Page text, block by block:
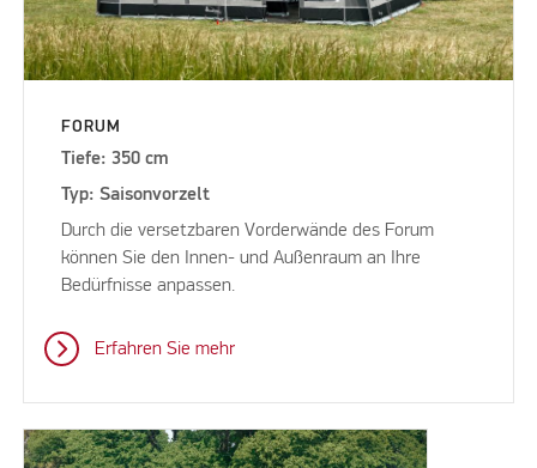
FORUM
Tiefe: 350 cm
Typ: Saisonvorzelt
Durch die versetzbaren Vorderwände des Forum
können Sie den Innen- und Außenraum an Ihre
Bedürfnisse anpassen.
Erfahren Sie mehr